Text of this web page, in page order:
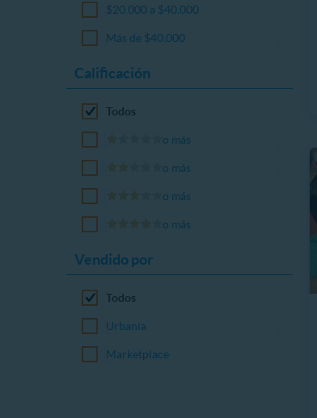
$20.000 a $40.000
Más de $40.000
Calificación
Todos
o más
o más
o más
o más
Vendido por
Todos
Urbania
Marketplace